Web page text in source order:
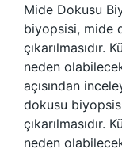
Mide Dokusu
biyopsisi, mide
çıkarılmasıdır.
neden
açısından
dokusu
çıkarılmasıdır.
neden